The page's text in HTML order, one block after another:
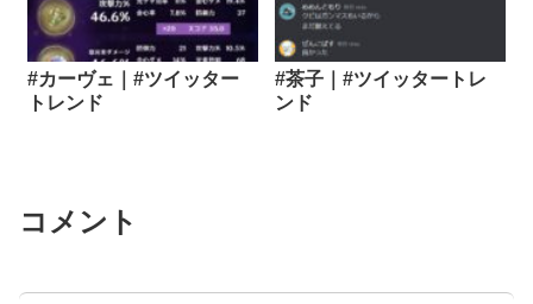
#カーヴェ｜#ツイッター
トレンド
#茶子｜#ツイッタートレ
ンド
コメント